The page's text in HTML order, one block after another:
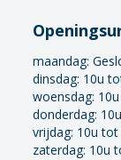
maandag:
dinsdag: 10u
woensdag:
donderdag:
vrijdag: 10u
zaterdag: 10u